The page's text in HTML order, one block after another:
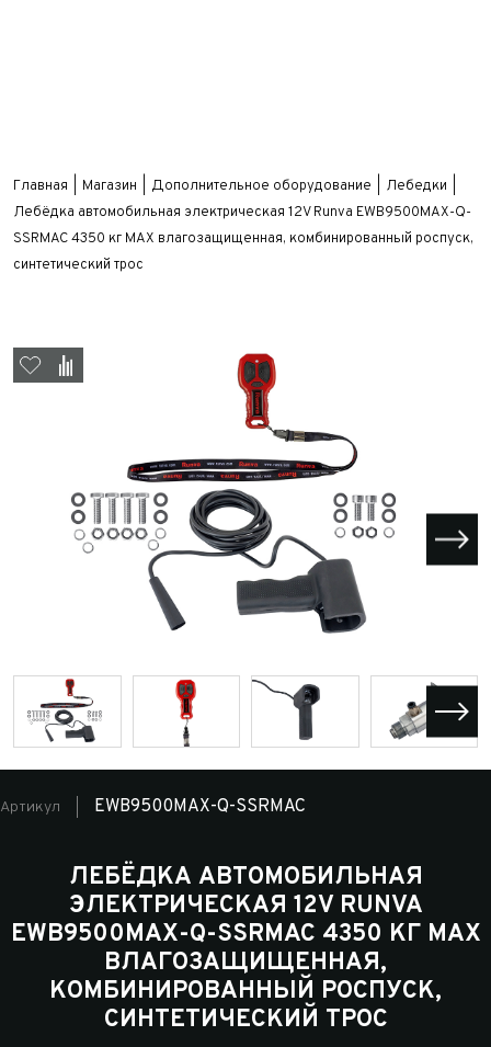
Главная Магазин Дополнительное оборудование
Лебедки
Лебёдка автомобильная электрическая 12V Runva EWB9500MAX-Q-
SSRMAC 4350 кг MAX влагозащищенная, комбинированный роспуск,
синтетический трос
Артикул EWB9500MAX-Q-SSRMAC
ЛЕБЁДКА АВТОМОБИЛЬНАЯ
ЭЛЕКТРИЧЕСКАЯ 12V RUNVA
EWB9500MAX-Q-SSRMAC 4350 КГ MAX
ВЛАГОЗАЩИЩЕННАЯ,
КОМБИНИРОВАННЫЙ РОСПУСК,
СИНТЕТИЧЕСКИЙ ТРОС